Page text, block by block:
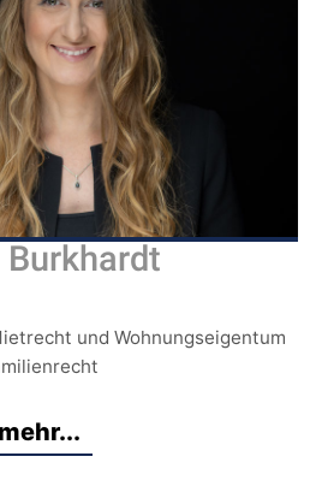
Burkhardt
und Wohnungseigentum